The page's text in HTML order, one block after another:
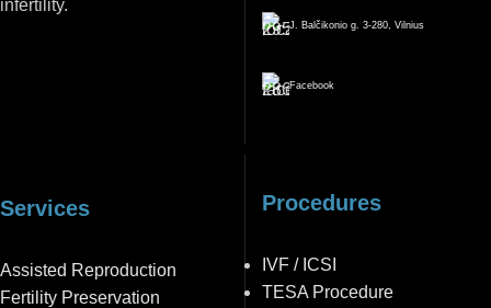
infertility.
J. Balčikonio g. 3-280, Vilnius
Facebook
Services
Assisted Reproduction
Fertility Preservation
Procedures
IVF / ICSI
TESA Procedure